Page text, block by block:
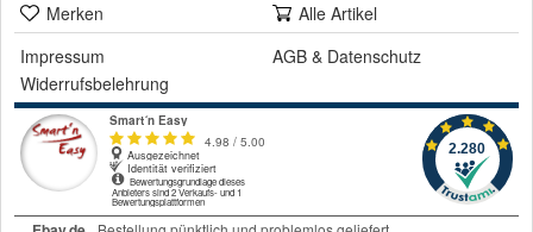
Merken
Alle Artikel
Impressum
AGB & Datenschutz
Widerrufsbelehrung